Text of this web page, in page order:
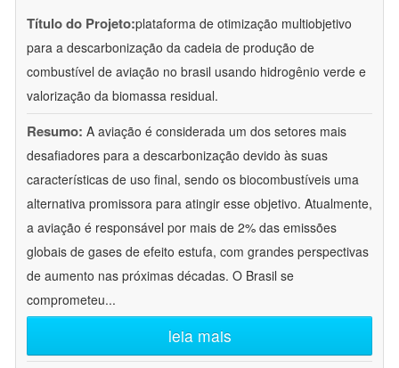
Título do Projeto:plataforma de otimização multiobjetivo
para a descarbonização da cadeia de produção de
combustível de aviação no brasil usando hidrogênio verde e
valorização da biomassa residual.
Resumo: A aviação é considerada um dos setores mais
desafiadores para a descarbonização devido às suas
características de uso final, sendo os biocombustíveis uma
alternativa promissora para atingir esse objetivo. Atualmente,
a aviação é responsável por mais de 2% das emissões
globais de gases de efeito estufa, com grandes perspectivas
de aumento nas próximas décadas. O Brasil se
comprometeu...
leia mais